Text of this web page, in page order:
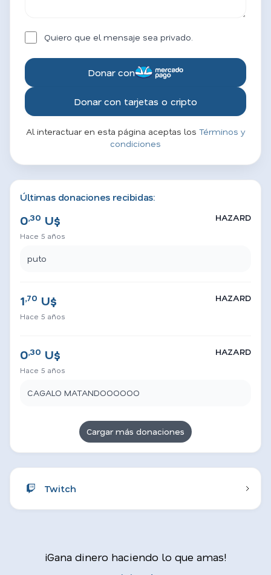
Quiero que el mensaje sea privado.
Donar con
Donar con tarjetas o cripto
Al interactuar en esta página aceptas los Términos y
condiciones
Últimas donaciones recibidas:
0,30 U$
Hace 5 años
HAZARD
puto
1,70 U$
Hace 5 años
HAZARD
0,30 U$
Hace 5 años
HAZARD
CAGALO MATANDOOOOOO
Cargar más donaciones
Twitch
¡Gana dinero haciendo lo que amas!